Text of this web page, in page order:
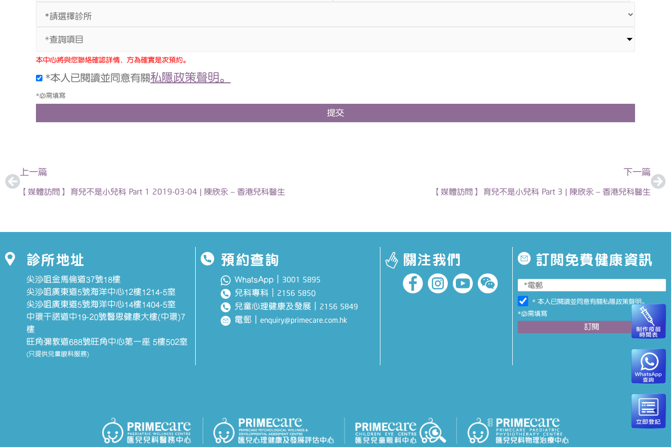
*查詢項目
本中心將與您聯絡確認詳情，方為確實是次預約。
*本人已閱讀並同意有關私隱政策聲明。
*必需填寫
提交
上一篇
【媒體訪問】 育兒不是小兒科 Part 1 2019-03-04 | 陳欣永 – 香港兒科醫生
下一篇
【媒體訪問】 育兒不是小兒科 Part 3 | 陳欣永 – 香港兒科醫生
診所地址
尖沙咀金馬倫道37號18樓
尖沙咀廣東道5號海洋中心12樓1214-5室
尖沙咀廣東道5號海洋中心14樓1404-5室
中環干諾道中19-20號醫思健康大樓(中環)7
樓
旺角彌敦道688號旺角中心第一座 5樓502室
(只提供兒童眼科服務)
預約查詢
WhatsApp｜ 3001 5895
兒科專科 2156 5850
兒童心理健康及發展
2156 5849
電郵 ｜enquiry@primecare.com.hk
關注我們 訂閱免費健康資訊
* 本人已閱讀並同意有關私隱政策聲明。
*必需填寫